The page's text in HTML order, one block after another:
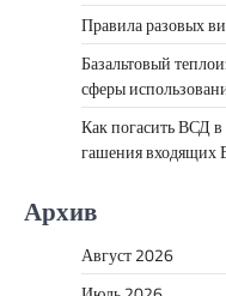
Правила разовых
Базальтовый
сферы
Как погасить ВСД
гашения входящих
Архив
Август 2026